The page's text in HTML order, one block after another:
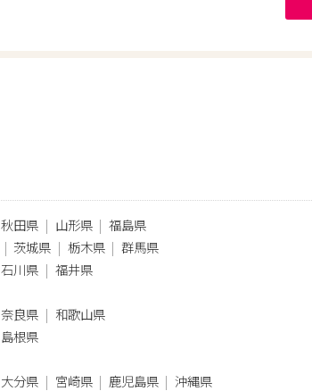
秋田県 山形県
福島県
茨城県 栃木県
群馬県
石川県
福井県
奈良県
和歌山県
島根県
大分県 宮崎県 鹿児島県 沖縄県